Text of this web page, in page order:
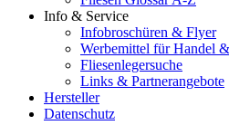
Info & Service
Infobroschüren & Flyer
Werbemittel für Handel
Fliesenlegersuche
Links & Partnerangebote
Hersteller
Datenschutz